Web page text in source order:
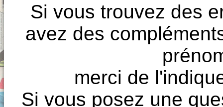
Si vous trouvez des
avez des
merci de
Si vous posez une